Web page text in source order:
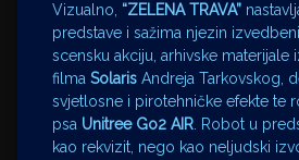
Vizualno, “ZELENA TRAVA”
predstave i sažima njezin
scensku akciju, arhivske materijale
filma Solaris Andreja Tarkovskog,
svjetlosne i pirotehničke efekte te
psa Unitree Go2 AIR. Robot u
kao rekvizit, nego kao neljudski